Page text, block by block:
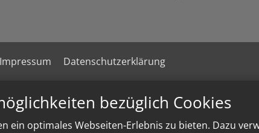
bezüglich Cookies
ein optimales Webseiten-Erlebnis zu bieten. Dazu
Impressum Datenschutzerklärung